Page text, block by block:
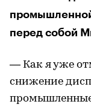
перед собой
— Как я уже
снижение
промышленные